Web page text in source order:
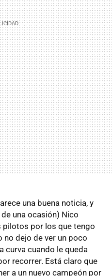
una buena noticia, y
una ocasión) Nico
pilotos por los que tengo
no dejo de ver un poco
curva cuando le queda
recorrer. Está claro que
a un nuevo campeón por